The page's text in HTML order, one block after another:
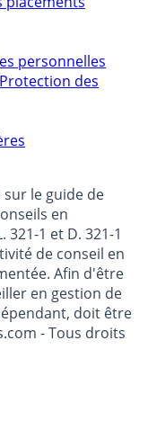
personnelles
des
le guide de
en
321-1 et D. 321-1
de conseil en
Afin d'être
en gestion de
doit être